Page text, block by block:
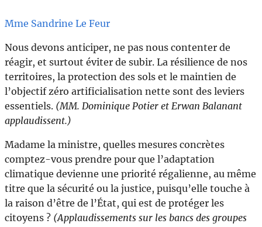
Mme Sandrine Le Feur
Nous devons anticiper, ne pas nous contenter de
réagir, et surtout éviter de subir. La résilience de nos
territoires, la protection des sols et le maintien de
l’objectif zéro artificialisation nette sont des leviers
essentiels. (MM. Dominique Potier et Erwan Balanant
applaudissent.)
Madame la ministre, quelles mesures concrètes
comptez-vous prendre pour que l’adaptation
climatique devienne une priorité régalienne, au même
titre que la sécurité ou la justice, puisqu’elle touche à
la raison d’être de l’État, qui est de protéger les
citoyens ? (Applaudissements sur les bancs des groupes